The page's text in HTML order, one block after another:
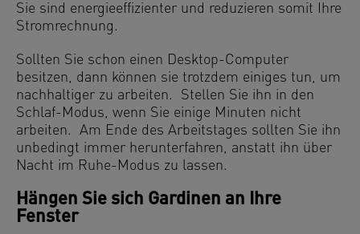
Sie sind energieeffizienter und reduzieren somit Ihre
Stromrechnung.
Sollten Sie schon einen Desktop-Computer
besitzen, dann können sie trotzdem einiges tun, um
nachhaltiger zu arbeiten. Stellen Sie ihn in den
Schlaf-Modus, wenn Sie einige Minuten nicht
arbeiten. Am Ende des Arbeitstages sollten Sie ihn
unbedingt immer herunterfahren, anstatt ihn über
Nacht im Ruhe-Modus zu lassen.
Hängen Sie sich Gardinen an Ihre
Fenster